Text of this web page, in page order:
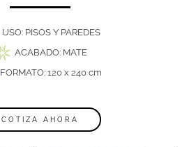
USO: PISOS Y PAREDES
ACABADO: MATE
FORMATO: 120 x 240 cm
COTIZA AHORA